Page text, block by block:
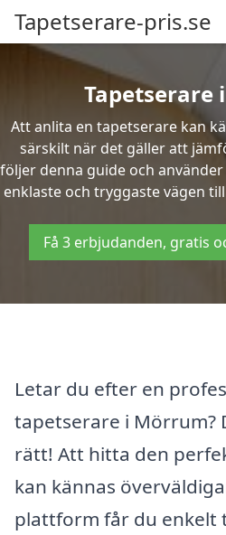
Tapetserare-pris.se
Tapetserare
Att anlita en tapetserare kan
särskilt när det gäller att
följer denna guide och
enklaste och tryggaste vägen
Få 3 erbjudanden, gratis
Letar du efter en
tapetserare i Mörrum?
rätt! Att hitta den
kan kännas
plattform får du enkelt